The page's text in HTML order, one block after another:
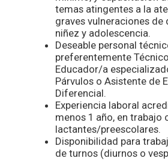
temas atingentes a la
graves vulneraciones de
niñez y adolescencia.
Deseable personal
preferentemente
Educador/a
Párvulos o Asistente de
Diferencial.
Experiencia laboral
menos 1 año, en trabajo
lactantes/preescolares.
Disponibilidad para
de turnos (diurnos o